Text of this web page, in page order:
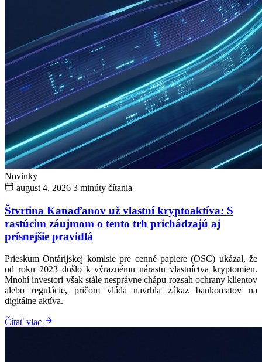
Novinky
august 4, 2026 3 minúty čítania
Štvrtina Kanaďanov už vlastní kryptoaktíva: S
rastúcim záujmom o tento trh prichádzajú aj
prísnejšie pravidlá
Prieskum Ontárijskej komisie pre cenné papiere (OSC) ukázal, že
od roku 2023 došlo k výraznému nárastu vlastníctva kryptomien.
Mnohí investori však stále nesprávne chápu rozsah ochrany klientov
alebo regulácie, pričom vláda navrhla zákaz bankomatov na
digitálne aktíva.
Čítať viac